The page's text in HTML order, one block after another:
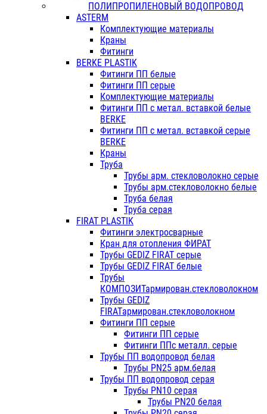
ПОЛИПРОПИЛЕНОВЫЙ ВОДОПРОВОД
ASTERM
Комплектующие материалы
Краны
Фитинги
BERKE PLASTIK
Фитинги ПП белые
Фитинги ПП серые
Комплектующие материалы
Фитинги ПП с метал. вставкой белые
BERKE
Фитинги ПП с метал. вставкой серые
BERKE
Краны
Труба
Трубы арм. стекловолокно серые
Трубы арм.стекловолокно белые
Труба белая
Труба серая
FIRAT PLASTIK
Фитинги электросварные
Кран для отопления ФИРАТ
Трубы GEDIZ FIRAT серые
Трубы GEDIZ FIRAT белые
Трубы
КОМПОЗИТармирован.стекловолокном
Трубы GEDIZ
FIRATармирован.стекловолокном
Фитинги ПП серые
Фитинги ПП серые
Фитинги ППс металл. серые
Трубы ПП водопровод белая
Трубы PN25 арм.белая
Трубы ПП водопровод серая
Трубы PN10 серая
Трубы PN20 белая